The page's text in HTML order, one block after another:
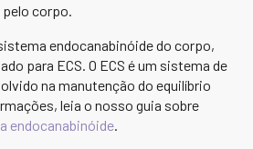
corpo.
endocanabinóide do corpo,
para ECS. O ECS é um sistema de
na manutenção do equilíbrio
leia o nosso guia sobre
endocanabinóide